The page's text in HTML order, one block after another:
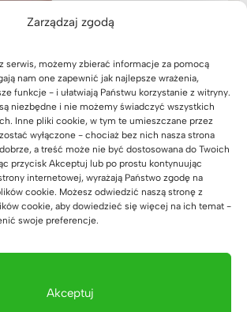
Zarządzaj zgodą
serwis, możemy zbierać informacje za pomocą
nam one zapewnić jak najlepsze wrażenia,
funkcje - i ułatwiają Państwu korzystanie z witryny.
niezbędne i nie możemy świadczyć wszystkich
Inne pliki cookie, w tym te umieszczane przez
wyłączone - chociaż bez nich nasza strona
a treść może nie być dostosowana do Twoich
przycisk Akceptuj lub po prostu kontynuując
internetowej, wyrażają Państwo zgodę na
cookie. Możesz odwiedzić naszą stronę z
cookie, aby dowiedzieć się więcej na ich temat -
swoje preferencje.
Akceptuj
proste do biura
Regał dla firm
Corporate z 11 półkami,
80 cm
5.00